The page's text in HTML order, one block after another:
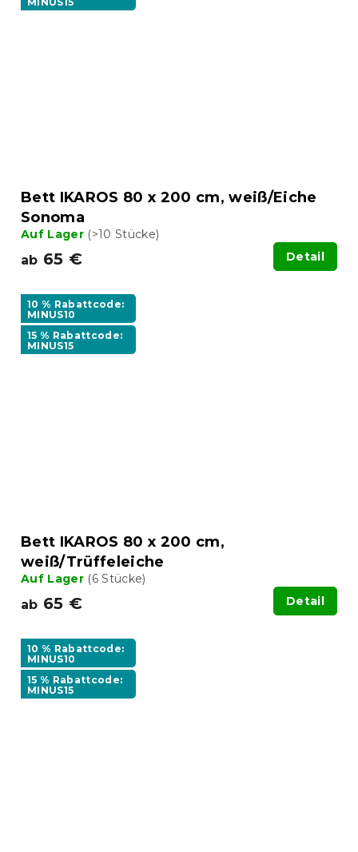
Bett IKAROS 80 x 200 cm, weiß/Eiche
Sonoma
Auf Lager (>10 Stücke)
ab 65 € Detail
10 % Rabattcode:
MINUS10
15 % Rabattcode:
MINUS15
Bett IKAROS 80 x 200 cm,
weiß/Trüffeleiche
Auf Lager (6 Stücke)
ab 65 € Detail
10 % Rabattcode:
MINUS10
15 % Rabattcode:
MINUS15